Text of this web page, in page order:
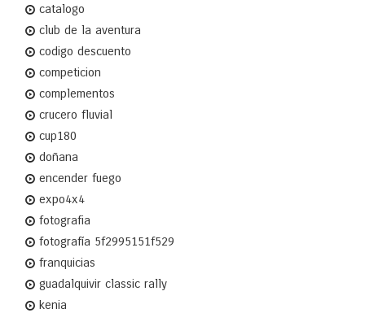
catalogo
club de la aventura
codigo descuento
competicion
complementos
crucero fluvial
cup180
doñana
encender fuego
expo4x4
fotografia
fotografía 5f2995151f529
franquicias
guadalquivir classic rally
kenia